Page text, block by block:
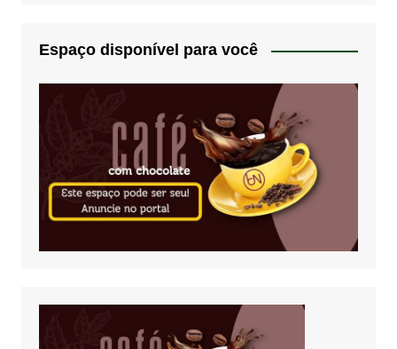
Espaço disponível para você